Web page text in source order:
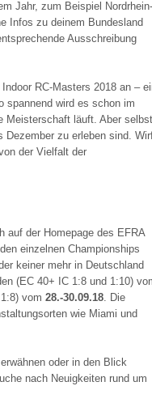
Jahr, zum Beispiel Nordrhein-
Infos zu deinem Bundesland
Ausschreibung
RC-Masters 2018 an –
spannend wird es schon im
Meisterschaft läuft. Aber selbst
Dezember zu erleben sind.
der Vielfalt der
auf der Homepage des EFRA
einzelnen Championships
keiner mehr in Deutschland
(EC 40+ IC 1:8 und 1:10)
vom 28.-30.09.18. Die
wie Miami und
oder in den Blick
nach Neuigkeiten rund um